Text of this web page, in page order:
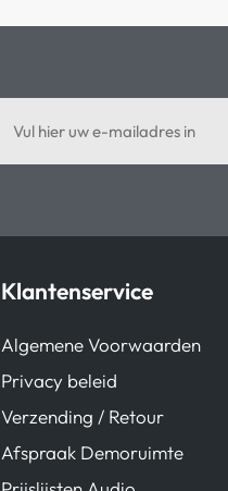
Klantenservice
Algemene Voorwaarden
Privacy beleid
Verzending / Retour
Afspraak Demoruimte